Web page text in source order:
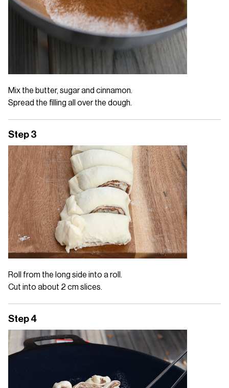
Mix the butter, sugar and cinnamon.
Spread the filling all over the dough.
Step 3
Roll from the long side into a roll.
Cut into about 2 cm slices.
Step 4